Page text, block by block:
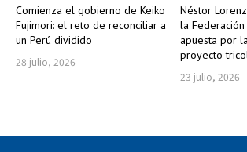
Comienza el gobierno de Keiko
Fujimori: el reto de reconciliar a
un Perú dividido
28 julio, 2026
Néstor
la
apuesta por
proyecto
23 julio, 2026